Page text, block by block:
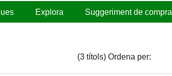
Explora Suggeriment de compra
(3 títols) Ordena per: